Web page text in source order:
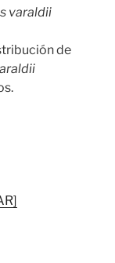
varaldii
de